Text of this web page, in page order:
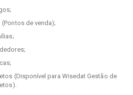
(Pontos de venda);
(Disponível para Wisedat Gestão de